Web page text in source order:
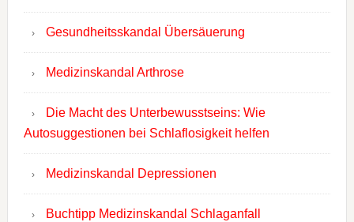
Gesundheitsskandal Übersäuerung
Medizinskandal Arthrose
Die Macht des Unterbewusstseins: Wie
Autosuggestionen bei Schlaflosigkeit helfen
Medizinskandal Depressionen
Buchtipp Medizinskandal Schlaganfall